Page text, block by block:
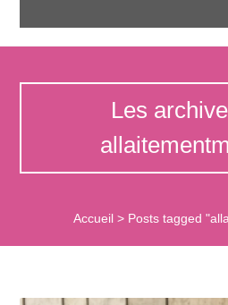
Les
Accueil > Posts tagged